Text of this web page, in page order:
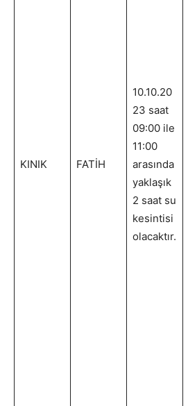
KINIK FATİH
10.10.20
23 saat
09:00 ile
11:00
arasında
yaklaşık
2 saat su
kesintisi
olacaktır.